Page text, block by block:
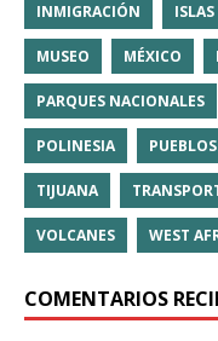
INMIGRACIÓN ISLAS
MUSEO MÉXICO
PARQUES NACIONALES
POLINESIA
TIJUANA
VOLCANES WEST
COMENTARIOS